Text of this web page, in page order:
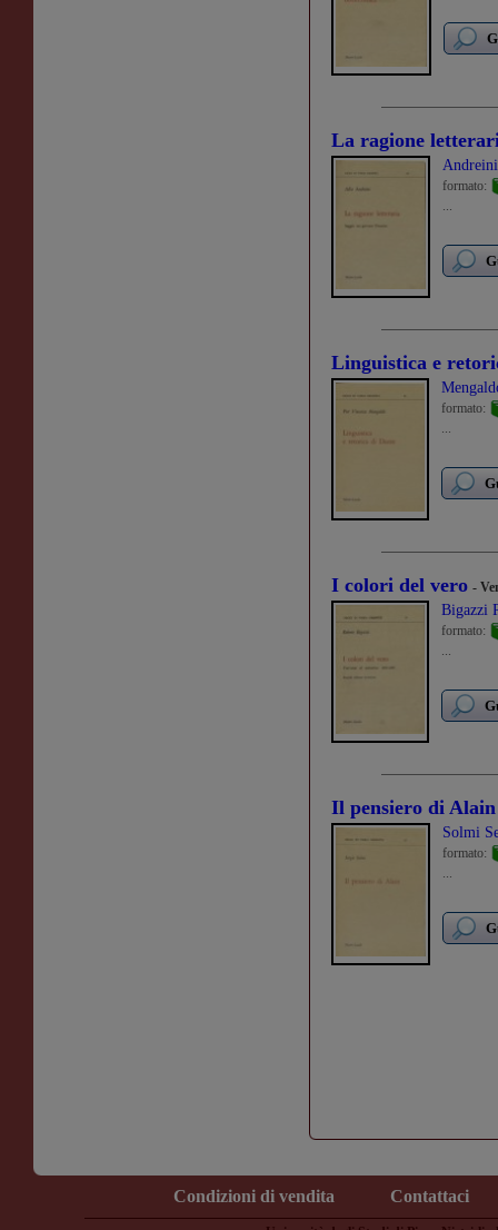
La ragione
formato:
...
Linguistica e
formato:
...
I colori del vero -
Bigazzi
formato:
...
Il pensiero di Alain
Solmi
formato:
...
Condizioni di vendita Contattaci